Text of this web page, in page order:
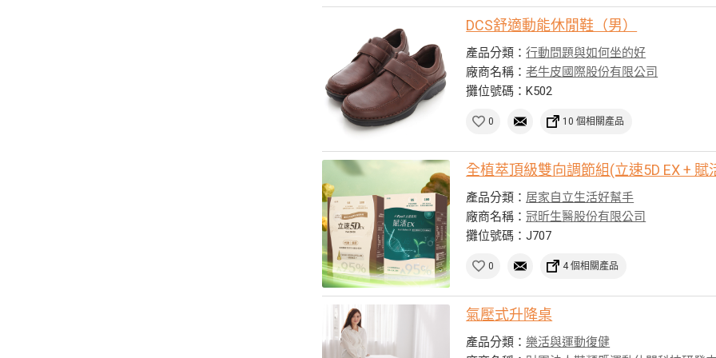
DCS舒適動能休閒鞋（男）
產品分類：行動問題與如何坐的好
廠商名稱：老牛皮國際股份有限公司
攤位號碼：K502
0 10 個相關產品
全植萃頂級雙向調節組(立速5D EX + 賦
產品分類： 居家自立生活好幫手
廠商名稱：冠昕生醫股份有限公司
攤位號碼：J707
0 4 個相關產品
氣壓式升降桌
產品分類：樂活與運動復健